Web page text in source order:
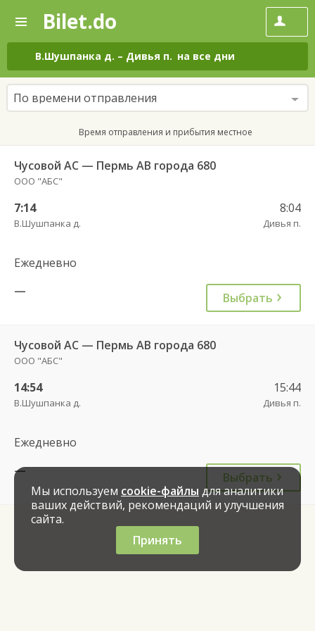
—
Поиск
и
покупка
билетов
на
автобус
онлайн
Bilet.do
В.Шушпанка д. – Дивья п. на все дни
По времени отправления
Время отправления и прибытия местное
Чусовой АС — Пермь АВ города 680
ООО "АБС"
7:14
В.Шушпанка д.
8:04
Дивья п.
Ежедневно
—
Выбрать
Чусовой АС — Пермь АВ города 680
ООО "АБС"
14:54
В.Шушпанка д.
15:44
Дивья п.
Ежедневно
—
Выбрать
Мы используем cookie-файлы для аналитики
ваших действий, рекомендаций и улучшения
сайта.
Принять